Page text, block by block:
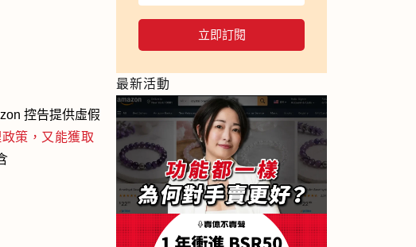
控告提供虛假
策，又能獲取
立即訂閱
最新活動